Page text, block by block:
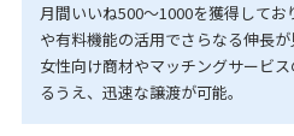
月間いいね500〜1000を獲得して
や有料機能の活用でさらなる伸長が
女性向け商材やマッチングサービ
るうえ、迅速な譲渡が可能。